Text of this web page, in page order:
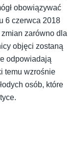
obowiązywać
6 czerwca 2018
zarówno dla
objęci zostaną
odpowiadają
temu wzrośnie
osób, które